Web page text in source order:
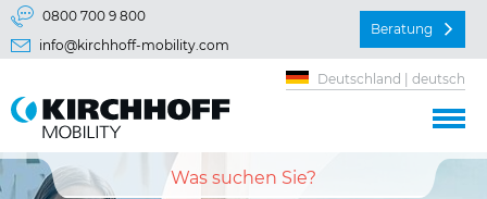
Springe direkt zu:
Hauptmenü
0800 700 9 800
info@kirchhoff-mobility.com
Beratung
Deutschland | deutsch